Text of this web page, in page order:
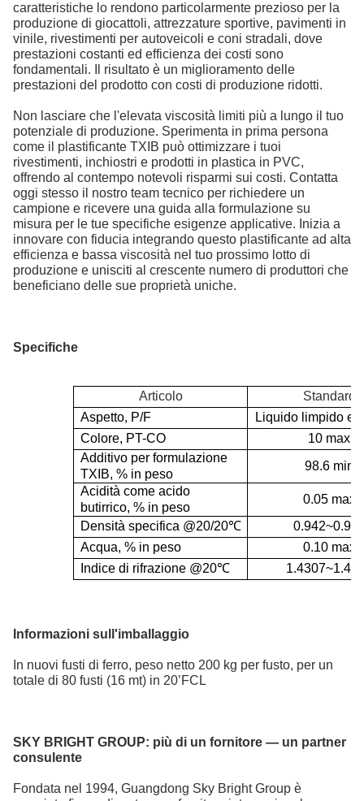
caratteristiche lo rendono particolarmente prezioso per la
produzione di giocattoli, attrezzature sportive, pavimenti in
vinile, rivestimenti per autoveicoli e coni stradali, dove
prestazioni costanti ed efficienza dei costi sono
fondamentali. Il risultato è un miglioramento delle
prestazioni del prodotto con costi di produzione ridotti.
Non lasciare che l'elevata viscosità limiti più a lungo il tuo
potenziale di produzione. Sperimenta in prima persona
come il plastificante TXIB può ottimizzare i tuoi
rivestimenti, inchiostri e prodotti in plastica in PVC,
offrendo al contempo notevoli risparmi sui costi. Contatta
oggi stesso il nostro team tecnico per richiedere un
campione e ricevere una guida alla formulazione su
misura per le tue specifiche esigenze applicative. Inizia a
innovare con fiducia integrando questo plastificante ad alta
efficienza e bassa viscosità nel tuo prossimo lotto di
produzione e unisciti al crescente numero di produttori che
beneficiano delle sue proprietà uniche.
Specifiche
Articolo
Standard
Aspetto, P/F
Liquido limpido e
Colore, PT-CO
10 max
Additivo per formulazione
TXIB, % in peso
98.6 min
Acidità come acido
butirrico, % in peso
0.05 max
Densità specifica @20/20℃
Acqua, % in peso
0.10 max
Indice di rifrazione @20℃
Informazioni sull'imballaggio
In nuovi fusti di ferro, peso netto 200 kg per fusto, per un
totale di 80 fusti (16 mt) in 20’FCL
SKY BRIGHT GROUP: più di un fornitore — un partner
consulente
Fondata nel 1994, Guangdong Sky Bright Group è